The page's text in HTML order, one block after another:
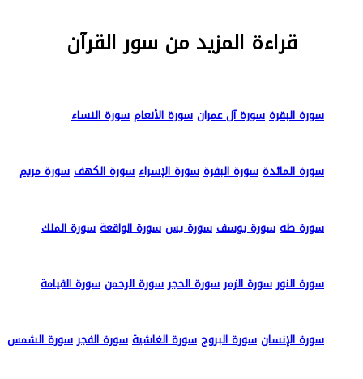
قراءة المزيد من سور القرآن
سورة البقرة سورة آل عمران سورة الأنعام سورة النساء
سورة المائدة سورة البقرة سورة الإسراء سورة الكهف سورة مريم
سورة طه سورة يوسف سورة يس سورة الواقعة سورة الملك
سورة النور سورة الزمر سورة الحجر سورة الرحمن سورة القيامة
سورة الإنسان سورة البروج سورة الغاشية سورة الفجر سورة الشمس